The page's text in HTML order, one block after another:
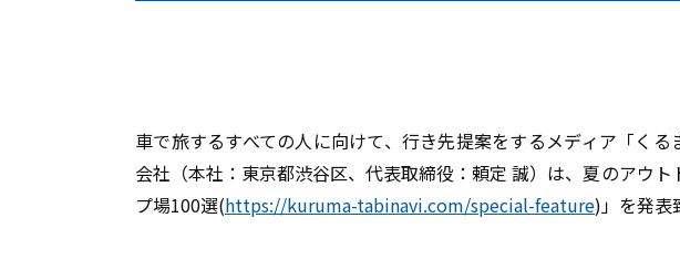
車で旅するすべての人に向けて、行き先提案をするメディア「く
会社（本社：東京都渋谷区、代表取締役：頼定 誠）は、夏のアウ
プ場100選(https://kuruma-tabinavi.com/special-feature)」を発表